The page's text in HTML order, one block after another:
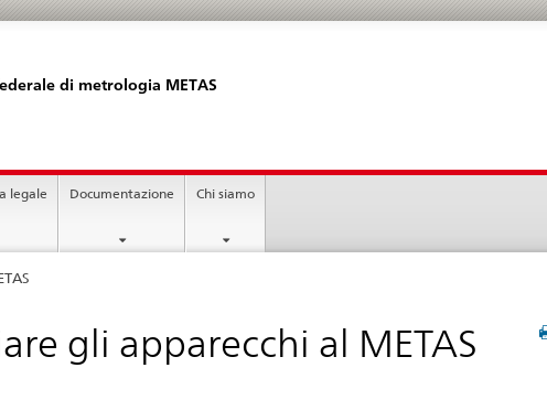
di metrologia METAS
legale Documentazione Chi siamo
gli apparecchi al METAS